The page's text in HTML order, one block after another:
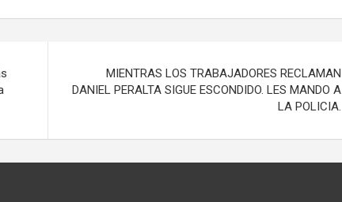
MIENTRAS LOS TRABAJADORES RECLAMAN
DANIEL PERALTA SIGUE ESCONDIDO. LES MANDO A
LA POLICIA.